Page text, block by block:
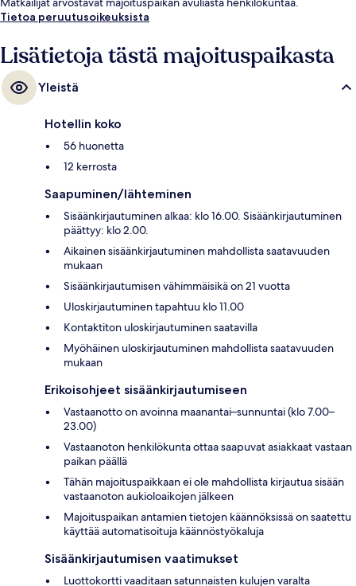
Tietoa peruutusoikeuksista
Lisätietoja tästä majoituspaikasta
Yleistä
Hotellin koko
56 huonetta
12 kerrosta
Saapuminen/lähteminen
Sisäänkirjautuminen alkaa: klo 16.00. Sisäänkirjautuminen
päättyy: klo 2.00.
Aikainen sisäänkirjautuminen mahdollista saatavuuden
mukaan
Sisäänkirjautumisen vähimmäisikä on 21 vuotta
Uloskirjautuminen tapahtuu klo 11.00
Kontaktiton uloskirjautuminen saatavilla
Myöhäinen uloskirjautuminen mahdollista saatavuuden
mukaan
Erikoisohjeet sisäänkirjautumiseen
Vastaanotto on avoinna maanantai–sunnuntai (klo 7.00–
23.00)
Vastaanoton henkilökunta ottaa saapuvat asiakkaat vastaan
paikan päällä
Tähän majoituspaikkaan ei ole mahdollista kirjautua sisään
vastaanoton aukioloaikojen jälkeen
Majoituspaikan antamien tietojen käännöksissä on saatettu
käyttää automatisoituja käännöstyökaluja
Sisäänkirjautumisen vaatimukset
Luottokortti vaaditaan satunnaisten kulujen varalta